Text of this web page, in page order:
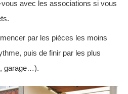
avec les associations si vous
par les pièces les moins
puis de finir par les plus
garage…).